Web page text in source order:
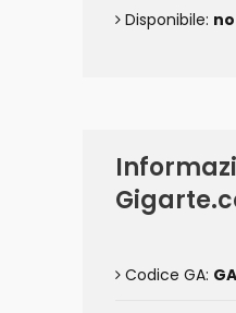
Disponibile: no
Codice GA: